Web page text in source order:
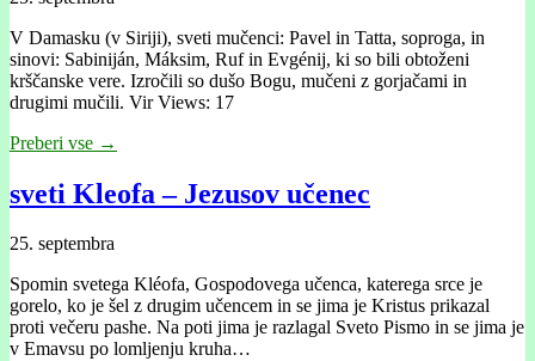
V Damasku (v Siriji), sveti mučenci: Pavel in Tatta, soproga, in
sinovi: Sabiniján, Máksim, Ruf in Evgénij, ki so bili obtoženi
krščanske vere. Izročili so dušo Bogu, mučeni z gorjačami in
drugimi mučili. Vir Views: 17
Preberi vse →
sveti Kleofa – Jezusov učenec
25. septembra
Spomin svetega Kléofa, Gospodovega učenca, katerega srce je
gorelo, ko je šel z drugim učencem in se jima je Kristus prikazal
proti večeru pashe. Na poti jima je razlagal Sveto Pismo in se jima je
v Emavsu po lomljenju kruha…